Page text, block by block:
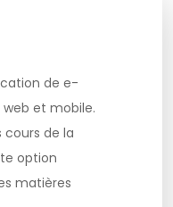
de e-
et mobile.
cours de la
option
matières